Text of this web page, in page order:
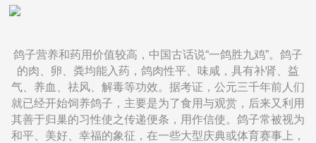
鸽子营养和药用价值较高，中国古话说“一鸽胜九鸡”。鸽子
的肉、卵、粪均能入药，鸽肉性平、味咸，具有补肾、益
气、养血、祛风、解毒等功效。据考证，公元三千年前人们
就已经开始饲养鸽子，主要是为了食用与观赏，后来又利用
其善于归巢的习性使之传递便条，用作信使。鸽子常被视为
和平、美好、幸福的象征，在一些大型庆典或体育赛事上，